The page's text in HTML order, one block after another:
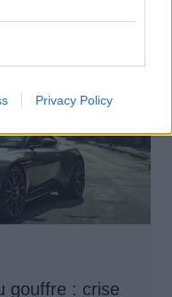
Privacy Policy
gouffre : crise